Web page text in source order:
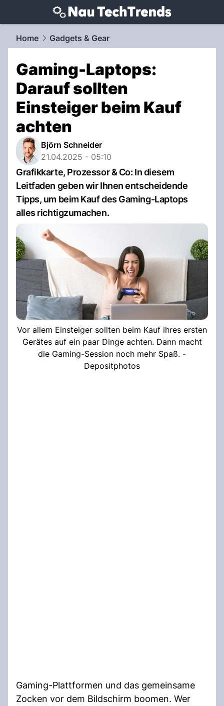
techtrends.NAU.ch
Home Gadgets & Gear
Gaming-Laptops:
Darauf sollten
Einsteiger beim Kauf
achten
Björn Schneider
21.04.2025 - 05:10
Grafikkarte, Prozessor & Co: In diesem
Leitfaden geben wir Ihnen entscheidende
Tipps, um beim Kauf des Gaming-Laptops
alles richtigzumachen.
Vor allem Einsteiger sollten beim Kauf ihres ersten
Gerätes auf ein paar Dinge achten. Dann macht
die Gaming-Session noch mehr Spaß. -
Depositphotos
Gaming-Plattformen und das gemeinsame
Zocken vor dem Bildschirm boomen. Wer